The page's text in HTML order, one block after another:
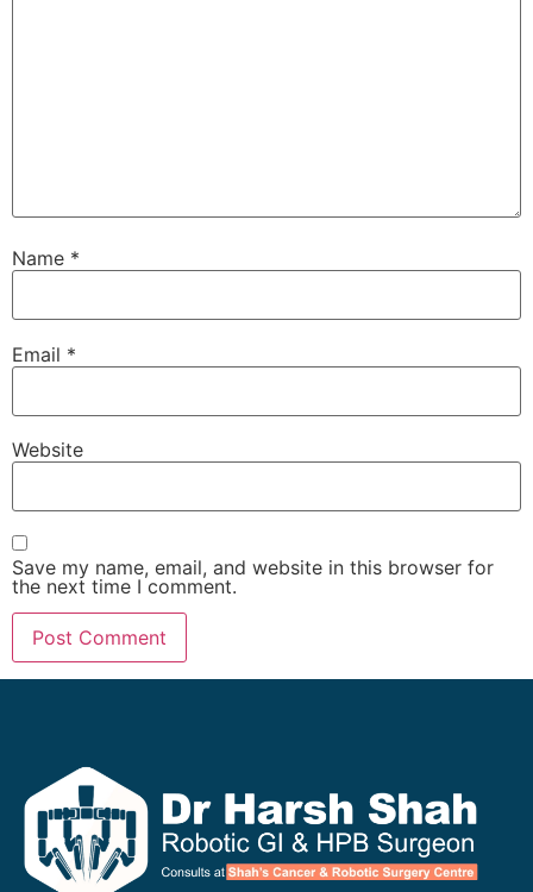
Name *
Email *
Website
Save my name, email, and website in this browser for
the next time I comment.